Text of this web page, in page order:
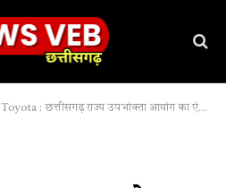
Toyota : छत्तीसगढ़ राज्य उपभोक्ता आयोग का ऐतिहासिक फैसला, एयरबैग न खुलने पर Toyota को 61 लाख रुपये मुआवजा देना होगा